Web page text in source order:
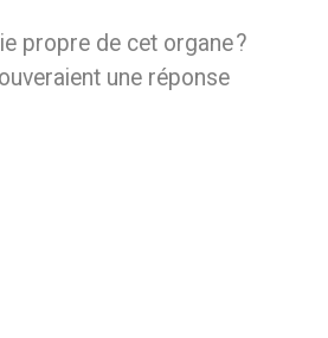
propre de cet organe ?
une réponse